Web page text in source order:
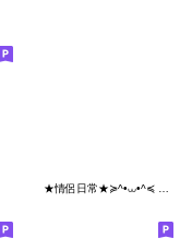
★情侶日常★≽^•⩊•^≼ 你壞壞